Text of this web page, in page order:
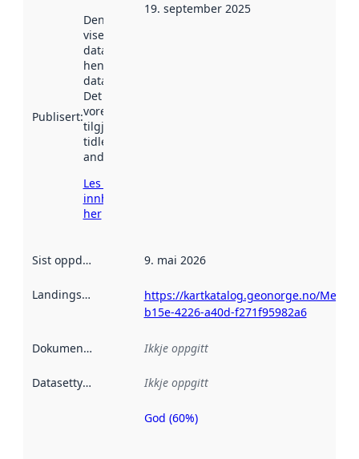
Publisert:
Denne datoen
viser når
datasettet vart
henta inn av
data.norge.no.
Det kan ha
vore
tilgjengeleg
tidlegare
andre stader.
Les meir om
innhenting
her
19. september 2025
Sist oppdatert 9. mai 2026
Landingsside
https://kartkatalog.geonorge.no/
b15e-4226-a40d-f271f95982a6
Dokumentasjon Ikkje oppgitt
Datasettype Ikkje oppgitt
Metadatakvalitet
God (60%)